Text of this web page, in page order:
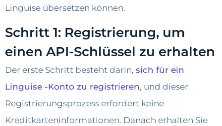
Linguise übersetzen können.
Schritt 1: Registrierung, um
einen API-Schlüssel zu erhalten
Der erste Schritt besteht darin, sich für ein
Linguise -Konto zu registrieren, und dieser
Registrierungsprozess erfordert keine
Kreditkarteninformationen. Danach erhalten Sie